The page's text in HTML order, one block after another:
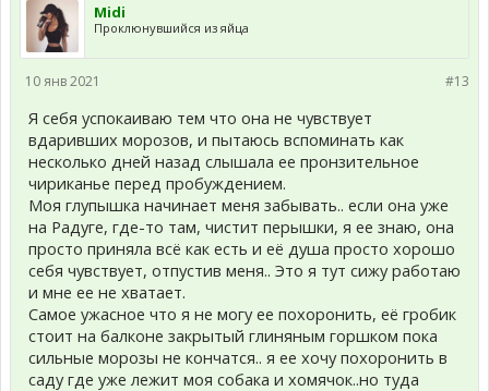
Midi
Проклюнувшийся из яйца
#13
10 янв 2021
Я себя успокаиваю тем что она не чувствует
вдаривших морозов, и пытаюсь вспоминать как
несколько дней назад слышала ее пронзительное
чириканье перед пробуждением.
Моя глупышка начинает меня забывать.. если она уже
на Радуге, где-то там, чистит перышки, я ее знаю, она
просто приняла всё как есть и её душа просто хорошо
себя чувствует, отпустив меня.. Это я тут сижу работаю
и мне ее не хватает.
Самое ужасное что я не могу ее похоронить, её гробик
стоит на балконе закрытый глиняным горшком пока
сильные морозы не кончатся.. я ее хочу похоронить в
саду где уже лежит моя собака и хомячок..но туда